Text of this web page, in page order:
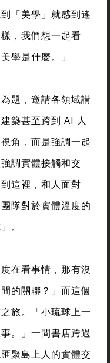
「美學」就感到遙
，我們想一起看
學是什麼。」
題，邀請各領域講
築甚至跨到 AI 人
角，而是強調一起
調實體接觸和交
這裡，和人面對
隊對於實體溫度的
。
在看事情，那有沒
的關聯？」而這個
旅。「小琉球上一
。」一間書店跨過
聚島上人的實體交